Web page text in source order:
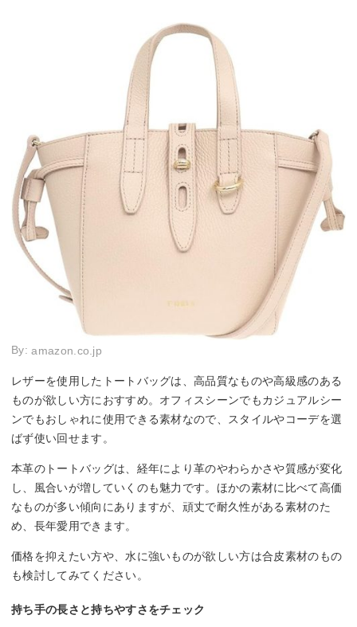
By:amazon.co.jp
レザーを使用したトートバッグは、高品質なものや高級感のある
ものが欲しい方におすすめ。オフィスシーンでもカジュアルシー
ンでもおしゃれに使用できる素材なので、スタイルやコーデを選
ばず使い回せます。
本革のトートバッグは、経年により革のやわらかさや質感が変化
し、風合いが増していくのも魅力です。ほかの素材に比べて高価
なものが多い傾向にありますが、頑丈で耐久性がある素材のた
め、長年愛用できます。
価格を抑えたい方や、水に強いものが欲しい方は合皮素材のもの
も検討してみてください。
持ち手の長さと持ちやすさをチェック